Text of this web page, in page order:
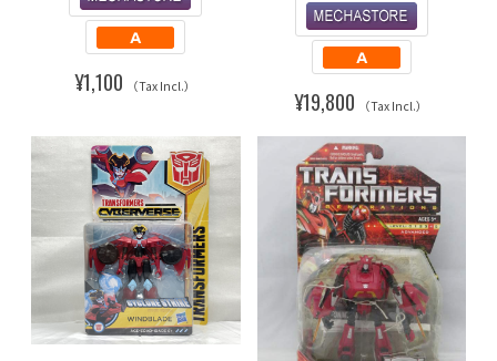
¥1,100 （Tax Incl.）
¥19,800 （Tax Incl.）